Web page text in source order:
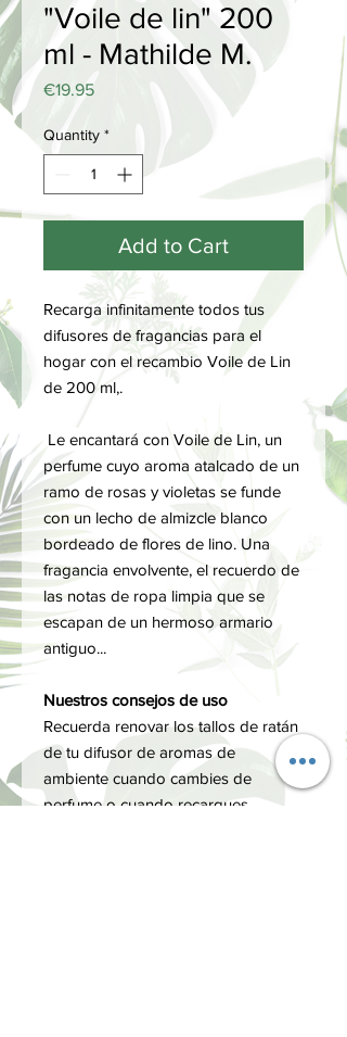
"Voile de lin" 200
ml - Mathilde M.
€19.95Price
Quantity *
Add to Cart
Recarga infinitamente todos tus
difusores de fragancias para el
hogar con el recambio Voile de Lin
de 200 ml,.
Le encantará con Voile de Lin, un
perfume cuyo aroma atalcado de un
ramo de rosas y violetas se funde
con un lecho de almizcle blanco
bordeado de flores de lino. Una
fragancia envolvente, el recuerdo de
las notas de ropa limpia que se
escapan de un hermoso armario
antiguo...
Nuestros consejos de uso
Recuerda renovar los tallos de ratán
de tu difusor de aromas de
ambiente cuando cambies de
perfume o cuando recargues.